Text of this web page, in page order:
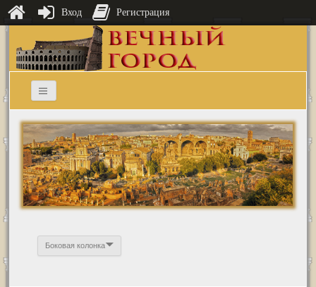
Боковая колонка
Вход Регистрация